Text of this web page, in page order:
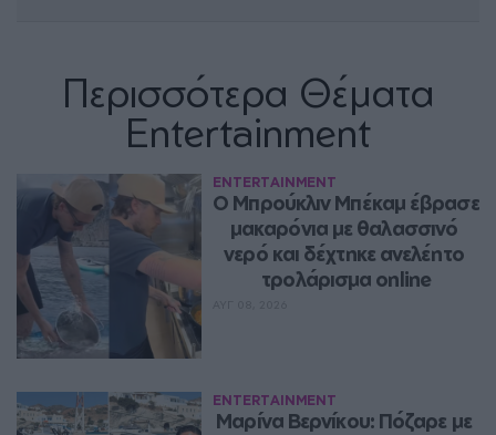
Περισσότερα Θέματα
Entertainment
ENTERTAINMENT
Ο Μπρούκλιν Μπέκαμ έβρασε
μακαρόνια με θαλασσινό
νερό και δέχτηκε ανελέητο
τρολάρισμα online
ENTERTAINMENT
Μαρίνα Βερνίκου: Πόζαρε με